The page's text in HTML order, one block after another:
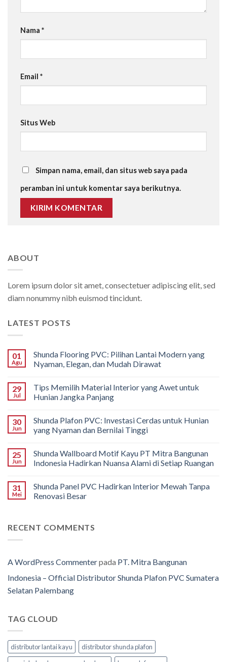
Nama *
Email *
Situs Web
Simpan nama, email, dan situs web saya pada
peramban ini untuk komentar saya berikutnya.
ABOUT
Lorem ipsum dolor sit amet, consectetuer adipiscing elit, sed
diam nonummy nibh euismod tincidunt.
LATEST POSTS
01
Agu
Shunda Flooring PVC: Pilihan Lantai Modern yang
Nyaman, Elegan, dan Mudah Dirawat
29
Jul
Tips Memilih Material Interior yang Awet untuk
Hunian Jangka Panjang
30
Jun
Shunda Plafon PVC: Investasi Cerdas untuk Hunian
yang Nyaman dan Bernilai Tinggi
25
Jun
Shunda Wallboard Motif Kayu PT Mitra Bangunan
Indonesia Hadirkan Nuansa Alami di Setiap Ruangan
31
Mei
Shunda Panel PVC Hadirkan Interior Mewah Tanpa
Renovasi Besar
RECENT COMMENTS
A WordPress Commenterpada PT. Mitra Bangunan
Indonesia – Official Distributor Shunda Plafon PVC Sumatera
Selatan Palembang
TAG CLOUD
distributor lantai kayu
distributor shunda plafon